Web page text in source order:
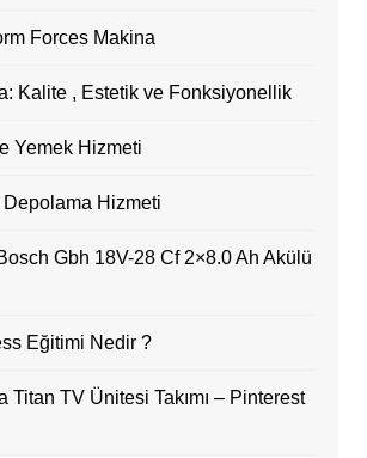
Forces Makina
Kalite , Estetik ve Fonksiyonellik
Yemek Hizmeti
Depolama Hizmeti
Gbh 18V-28 Cf 2×8.0 Ah Akülü
Eğitimi Nedir ?
Titan TV Ünitesi Takımı – Pinterest